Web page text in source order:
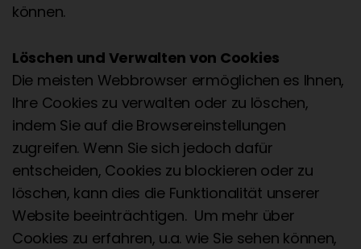
können.
Löschen und Verwalten von Cookies
Die meisten Webbrowser ermöglichen es Ihnen,
Ihre Cookies zu verwalten oder zu löschen,
indem Sie auf die Browsereinstellungen
zugreifen. Wenn Sie sich jedoch dafür
entscheiden, Cookies zu blockieren oder zu
löschen, kann dies die Funktionalität unserer
Website beeinträchtigen. Um mehr über
Cookies zu erfahren, u.a. wie Sie sehen können,